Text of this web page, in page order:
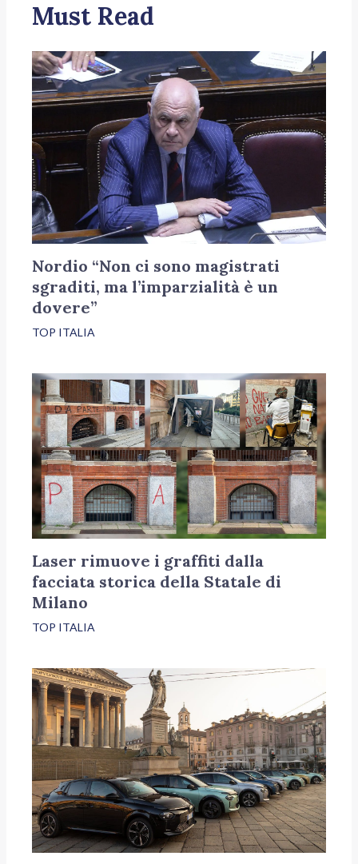
Must Read
Nordio “Non ci sono magistrati
sgraditi, ma l’imparzialità è un
dovere”
TOP ITALIA
Laser rimuove i graffiti dalla
facciata storica della Statale di
Milano
TOP ITALIA